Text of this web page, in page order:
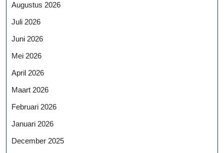
Augustus 2026
Juli 2026
Juni 2026
Mei 2026
April 2026
Maart 2026
Februari 2026
Januari 2026
December 2025